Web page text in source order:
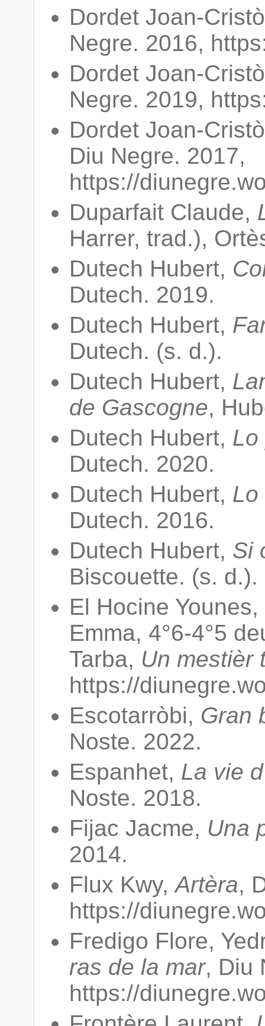
Dordet Joan-
Negre. 2016,
Dordet Joan-
Negre. 2019,
Dordet Joan-
Diu Negre. 2017,
https://
Duparfait Claude,
Harrer, trad.),
Dutech Hubert,
Dutech. 2019.
Dutech Hubert,
Dutech. (s. d.).
Dutech Hubert,
de Gascogne,
Dutech Hubert, Lo
Dutech. 2020.
Dutech Hubert, Lo
Dutech. 2016.
Dutech Hubert, Si
Biscouette. (s. d.).
El Hocine
Emma, 4°6-4°5
Tarba, Un mestièr
https://
Escotarròbi, Gran
Noste. 2022.
Espanhet, La vie
Noste. 2018.
Fijac Jacme, Una
2014.
Flux Kwy,Artèra,
https://
Fredigo Flore,
ras de la mar, Diu
https://